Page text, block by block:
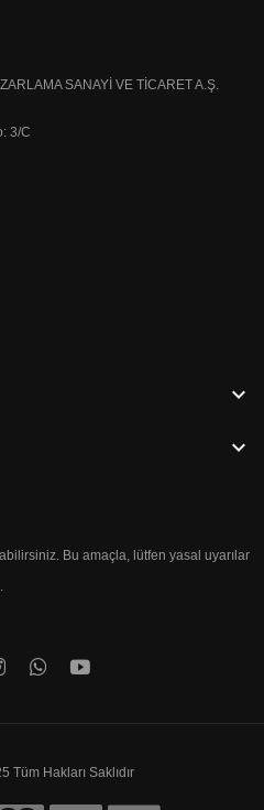
SANAYİ VE TİCARET A.Ş.
3/C


Bu amaçla, lütfen yasal uyarılar
Hakları Saklıdır